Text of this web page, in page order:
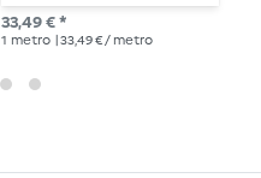
Stampa digitale
Scarabei e insetti
33,49 € *
1 metro | 33,49 € / metro